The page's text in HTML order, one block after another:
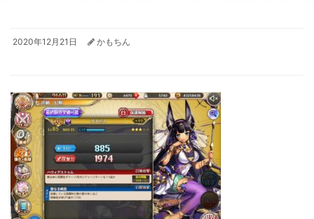
2020年12月21日 かもちん